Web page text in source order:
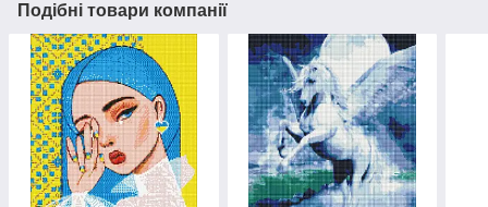
Подібні товари компанії